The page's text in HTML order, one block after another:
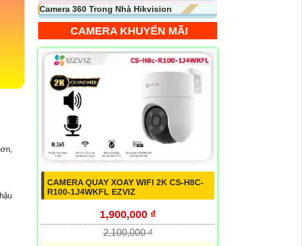
Camera 360 Trong Nhà Hikvision
CAMERA KHUYẾN MÃI
CAMERA QUAY XOAY WIFI 2K CS-H8C-
R100-1J4WKFL EZVIZ
1,900,000 ₫
2,100,000 ₫